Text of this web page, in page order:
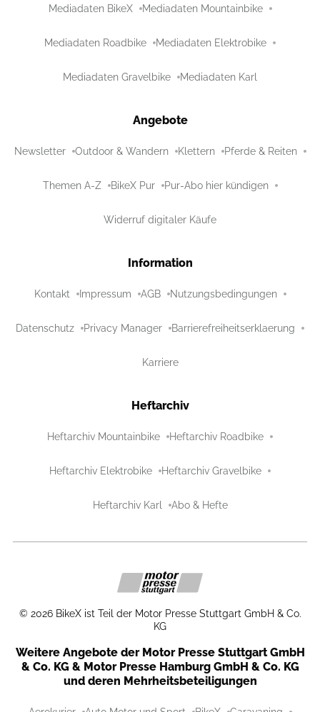
Mediadaten BikeX Mediadaten Mountainbike
Mediadaten Roadbike Mediadaten Elektrobike
Mediadaten Gravelbike Mediadaten Karl
Angebote
Newsletter Outdoor & Wandern Klettern Pferde & Reiten
Themen A-Z BikeX Pur Pur-Abo hier kündigen
Widerruf digitaler Käufe
Information
Kontakt Impressum AGB Nutzungsbedingungen
Datenschutz Privacy Manager Barrierefreiheitserklaerung
Karriere
Heftarchiv
Heftarchiv Mountainbike Heftarchiv Roadbike
Heftarchiv Elektrobike Heftarchiv Gravelbike
Heftarchiv Karl Abo & Hefte
© 2026 BikeX ist Teil der Motor Presse Stuttgart GmbH & Co.
KG
Weitere Angebote der Motor Presse Stuttgart GmbH
& Co. KG & Motor Presse Hamburg GmbH & Co. KG
und deren Mehrheitsbeteiligungen